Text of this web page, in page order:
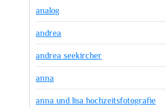
analog
andrea
andrea seekircher
anna
anna und lisa hochzeitsfotografie